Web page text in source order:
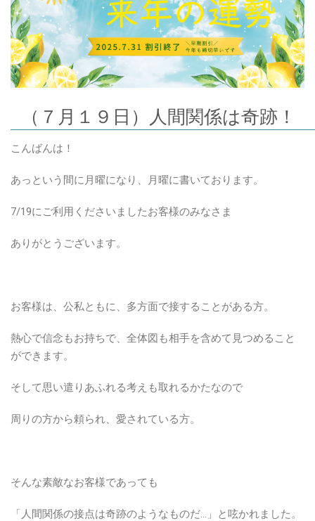
（７月１９日）人間関係は奇跡！
こんばんは！
あっという間に月曜になり、月曜に書いております。
7/19にご利用くださいましたお客様のみなさま
ありがとうございます。
お客様は、公私ともに、多方面で接することがある方。
熱心で信念もお持ちで、全体図も相手を含めて見つめること
ができます。
そして思い遣りあふれる考えも取れるかたなので
周りの方から頼られ、愛されている方。
そんな素敵なお客様であっても
「人間関係の接点は奇跡のようなものだ…」と呟かれました。